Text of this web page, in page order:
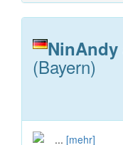
NinAndy
(Bayern)
... [mehr]